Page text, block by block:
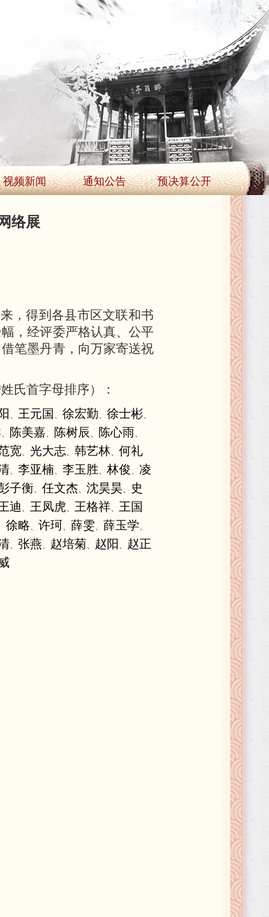
视频新闻 通知公告 预决算公开
络展
，得到各县市区文联和书
，经评委严格认真、公平
笔墨丹青，向万家寄送祝
氏首字母排序）：
、 王元国 、 徐宏勤、 徐士彬、
、 陈美嘉、 陈树辰 、 陈心雨、
宽、 光大志、 韩艺林、 何礼
、 李亚楠、 李玉胜、 林俊 、 凌
子衡、 任文杰、 沈昊昊、
史
迪 、 王凤虎、 王格祥、 王国
徐略、 许珂、 薛雯、 薛玉学、
、 张燕、 赵培菊、 赵阳 、 赵正